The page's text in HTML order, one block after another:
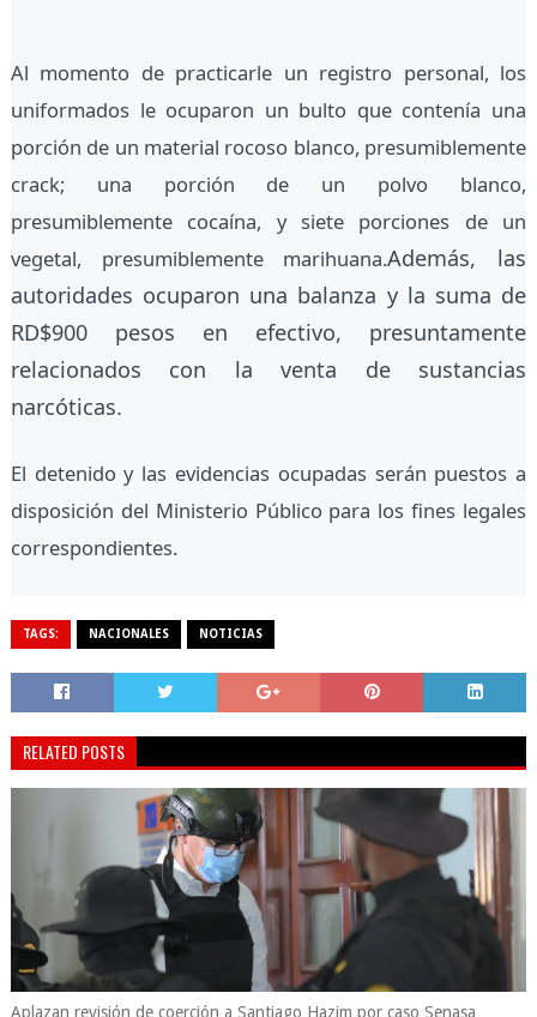
Al momento de practicarle un registro personal, los
uniformados le ocuparon un bulto que contenía una
porción de un material rocoso blanco, presumiblemente
crack; una porción de un polvo blanco,
presumiblemente cocaína, y siete porciones de un
vegetal, presumiblemente marihuana.Además, las
autoridades ocuparon una balanza y la suma de
RD$900 pesos en efectivo, presuntamente
relacionados con la venta de sustancias
narcóticas.
El detenido y las evidencias ocupadas serán puestos a
disposición del Ministerio Público para los fines legales
correspondientes.
TAGS: NACIONALES NOTICIAS
RELATED POSTS
Aplazan revisión de coerción a Santiago Hazim por caso Senasa